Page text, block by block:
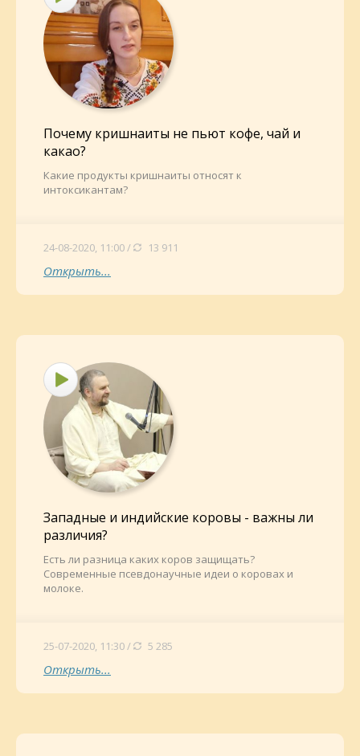
Почему кришнаиты не пьют кофе, чай и
какао?
Какие продукты кришнаиты относят к
интоксикантам?
24-08-2020, 11:00 / 13 911
Открыть...
Западные и индийские коровы - важны ли
различия?
Есть ли разница каких коров защищать?
Современные псевдонаучные идеи о коровах и
молоке.
25-07-2020, 11:30 / 5 285
Открыть...